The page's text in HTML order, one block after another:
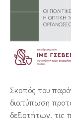
Σκοπός του
διατύπωση
δεξιοτήτων, τις